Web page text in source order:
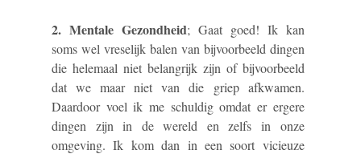
2. Mentale Gezondheid; Gaat goed! Ik kan
soms wel vreselijk balen van bijvoorbeeld dingen
die helemaal niet belangrijk zijn of bijvoorbeeld
dat we maar niet van die griep afkwamen.
Daardoor voel ik me schuldig omdat er ergere
dingen zijn in de wereld en zelfs in onze
omgeving. Ik kom dan in een soort vicieuze